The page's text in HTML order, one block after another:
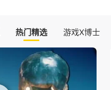
热门精选 游戏X博士